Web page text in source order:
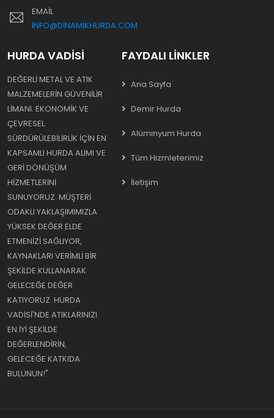
EMAIL
INFO@DINAMIKHURDA.COM
HURDA VADISI
DEĞERLI METAL VE ATIK
MALZEMELERIN GÜVENILIR
LIMANI. EKONOMIK VE
ÇEVRESEL
SÜRDÜRÜLEBILIRLIK IÇIN EN
KAPSAMLI HURDA ALIMI VE
GERI DÖNÜŞÜM
HIZMETLERINI
SUNUYORUZ. MÜŞTERI
ODAKLI YAKLAŞIMIMIZLA
YÜKSEK DEĞER ELDE
ETMENIZI SAĞLIYOR,
KAYNAKLARI VERIMLI BIR
ŞEKILDE KULLANARAK
GELECEĞE DEĞER
KATIYORUZ. HURDA
VADISI'NDE ATIKLARINIZI
EN IYI ŞEKILDE
DEĞERLENDIRIN,
GELECEĞE KATKIDA
BULUNUN!"
FAYDALI LINKLER
Ana Sayfa
Demir Hurda
Alüminyum Hurda
Tüm Hizmleterimiz
İletişim